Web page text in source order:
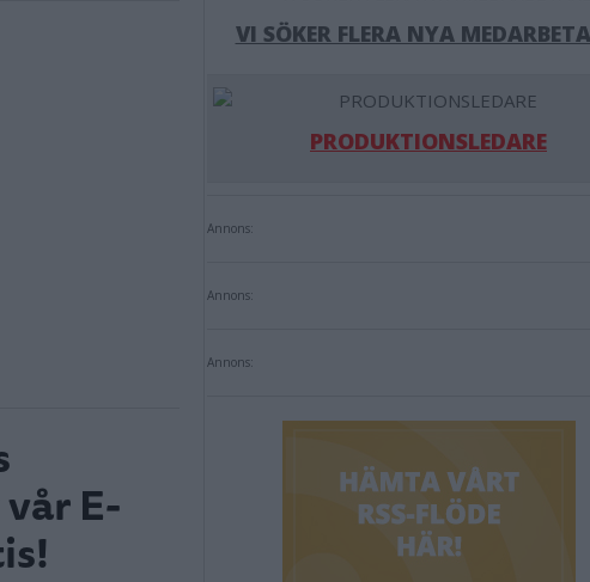
E-
VI SÖKER FLERA NYA
PRODUKTIONSLEDARE
Annons:
Annons:
Annons: